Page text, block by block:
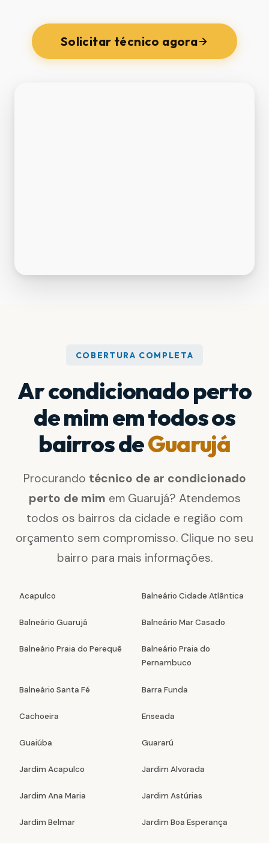
Solicitar técnico agora
COBERTURA COMPLETA
Ar condicionado perto
de mim em todos os
bairros deGuarujá
Procurando técnico de ar condicionado
perto de mim em Guarujá? Atendemos
todos os bairros da cidade e região com
orçamento sem compromisso. Clique no seu
bairro para mais informações.
Acapulco Balneário Cidade Atlântica
Balneário Guarujá Balneário Mar Casado
Balneário Praia do Perequê
Balneário Praia do
Pernambuco
Balneário Santa Fé Barra Funda
Cachoeira Enseada
Guaiúba Guararú
Jardim Acapulco Jardim Alvorada
Jardim Ana Maria Jardim Astúrias
Jardim Belmar Jardim Boa Esperança